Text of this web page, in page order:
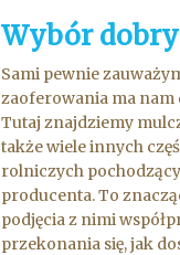
Wybór
Sami pewnie
zaoferowania ma nam
Tutaj znajdziemy
także wiele innych
rolniczych
producenta. To
podjęcia z nimi
przekonania się, jak